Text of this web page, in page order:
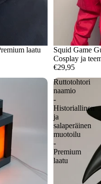
laatu
Squid Game
Cosplay ja
€29,95
Ruttotohtori
naamio
-
Historiallinen
ja
salaperäinen
muotoilu
-
Premium
laatu